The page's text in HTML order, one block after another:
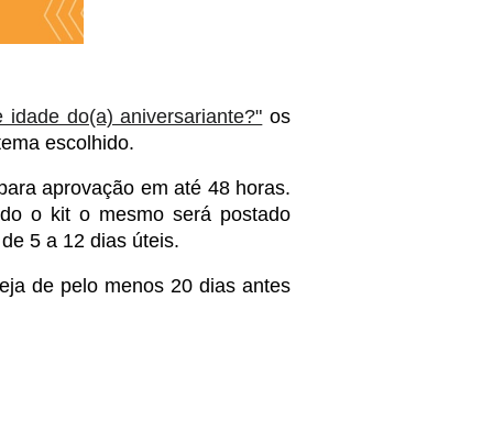
do(a) aniversariante?" os
escolhido.
aprovação em até 48 horas.
o kit o mesmo será postado
5 a 12 dias úteis.
de pelo menos 20 dias antes